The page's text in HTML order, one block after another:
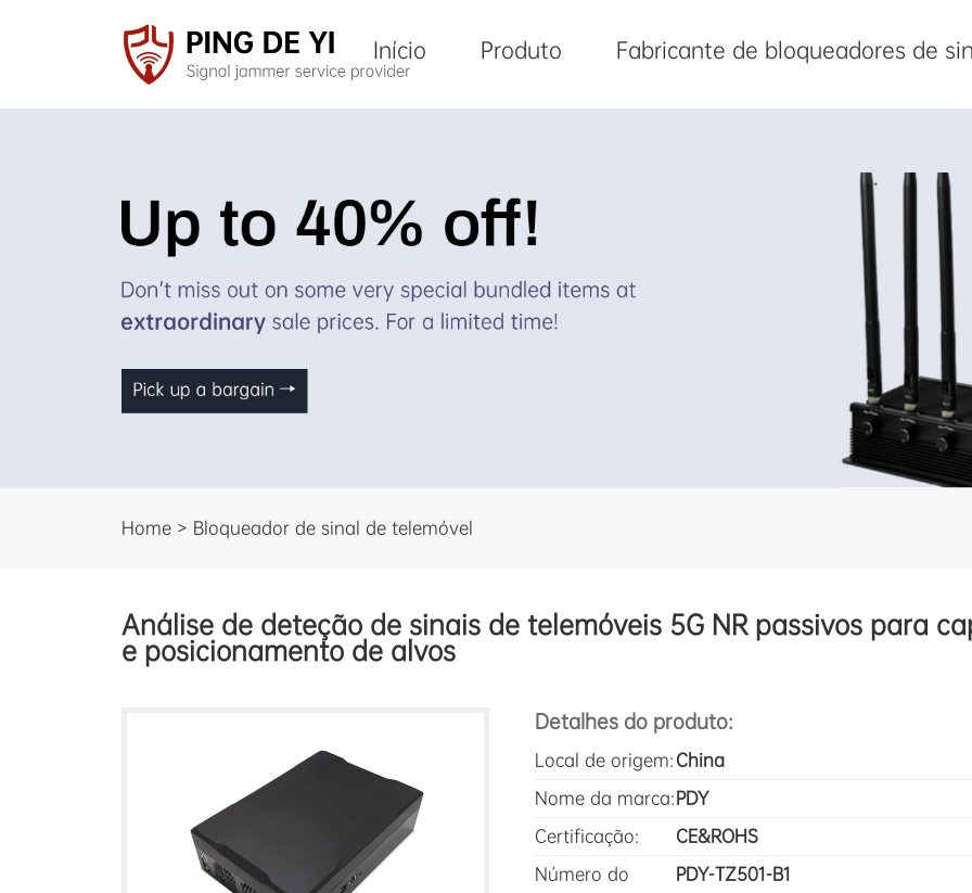
Início Produto Fabricante de bloqueadores de
Home > Bloqueador de sinal de telemóvel
Análise de deteção de sinais de telemóveis 5G NR passivos para
e posicionamento de alvos
Detalhes do produto:
Local de origem:China
Nome da marca:PDY
Certificação:
CE&ROHS
Número do
PDY-TZ501-B1